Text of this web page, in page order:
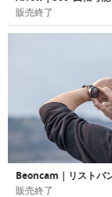
販売終了
販売終了